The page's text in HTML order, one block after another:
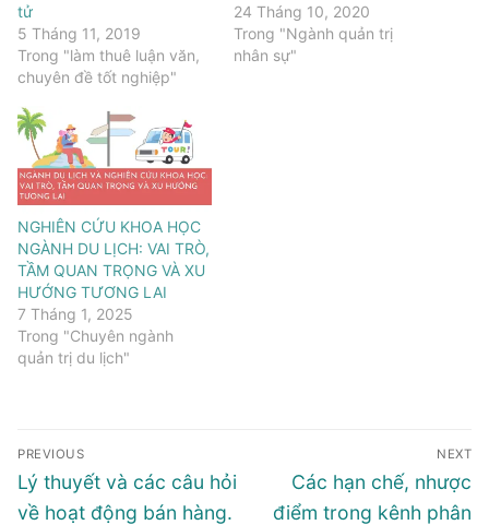
tử
5 Tháng 11, 2019
Trong "làm thuê luận văn,
chuyên đề tốt nghiệp"
24 Tháng 10, 2020
Trong "Ngành quản trị
nhân sự"
NGHIÊN CỨU KHOA HỌC
NGÀNH DU LỊCH: VAI TRÒ,
TẦM QUAN TRỌNG VÀ XU
HƯỚNG TƯƠNG LAI
7 Tháng 1, 2025
Trong "Chuyên ngành
quản trị du lịch"
Điều
hướng
bài
PREVIOUS
Previous
post:
Lý thuyết và các câu hỏi
về hoạt động bán hàng.
NEXT
Next
post:
Các hạn chế, nhược
điểm trong kênh phân